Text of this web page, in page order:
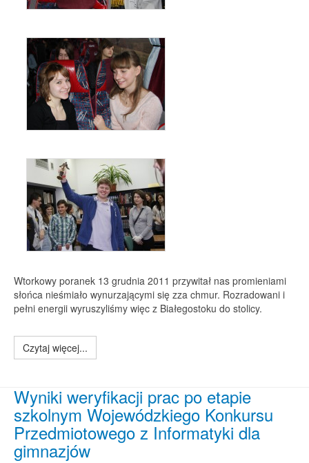
Wtorkowy poranek 13 grudnia 2011 przywitał nas promieniami
słońca nieśmiało wynurzającymi się zza chmur. Rozradowani i
pełni energii wyruszyliśmy więc z Białegostoku do stolicy.
Czytaj więcej...
Wyniki weryfikacji prac po etapie
szkolnym Wojewódzkiego Konkursu
Przedmiotowego z Informatyki dla
gimnazjów